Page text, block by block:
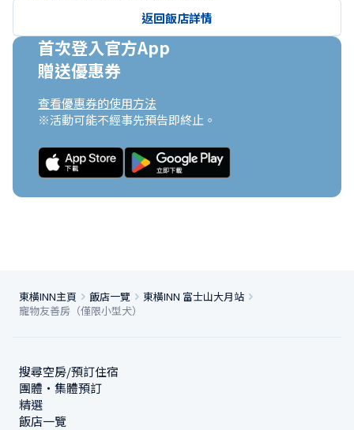
返回飯店詳情
首次登入官方App
贈送優惠券
查看優惠券的使用方法
※活動可能不經事先預告即終止。
東橫INN主頁 飯店一覽
東橫INN 富士山大月站
寵物友善房（僅限小型犬）
搜尋空房/預訂住宿
團體・集體預訂
精選
飯店一覽